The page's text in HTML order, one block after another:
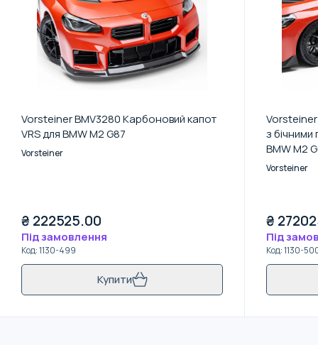
Vorsteiner BMV3280 Карбоновий капот
VRS для BMW M2 G87
Vorsteiner
₴ 222525.00
Під замовлення
Код:1130-499
Купити
Vorsteiner
з
BMW M2
Vorsteiner
₴
Під
Код:1130-